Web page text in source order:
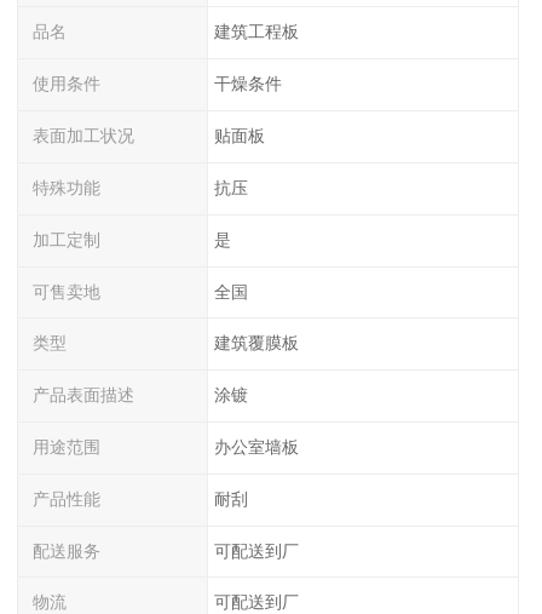
品名 建筑工程板
使用条件 干燥条件
表面加工状况 贴面板
特殊功能 抗压
加工定制 是
可售卖地 全国
类型 建筑覆膜板
产品表面描述 涂镀
用途范围 办公室墙板
产品性能 耐刮
配送服务 可配送到厂
物流 可配送到厂